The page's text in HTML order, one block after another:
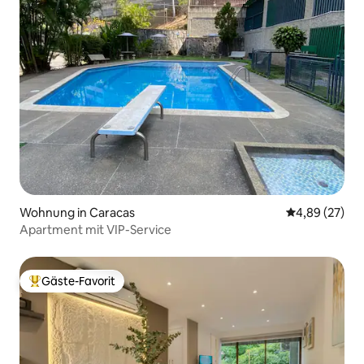
Wohnung in Caracas
4,89 (27)
Apartment mit VIP-Service
Beliebter Gäste-Favorit.
Gäste-Favorit